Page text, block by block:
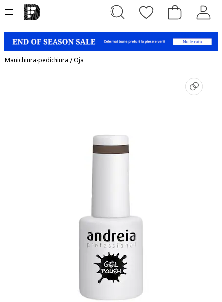
Manichiura-pedichiura /Oja